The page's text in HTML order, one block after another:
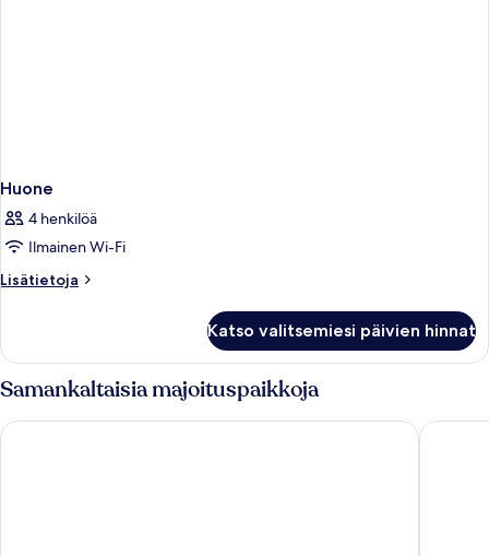
Huone
4 henkilöä
Ilmainen Wi-Fi
Lisätietoja
Lisätietoja
Katso valitsemiesi päivien hinnat
Samankaltaisia majoituspaikkoja
OBLU XPERIENCE Ailafushi - All Inclusive with Free Transfers
Bandos